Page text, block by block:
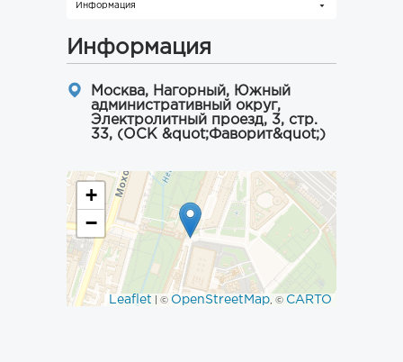
Информация
Информация
Москва, Нагорный, Южный
административный округ,
Электролитный проезд, 3, стр.
33, (ОСК &quot;Фаворит&quot;)
+
−
Leaflet | © OpenStreetMap, © CARTO